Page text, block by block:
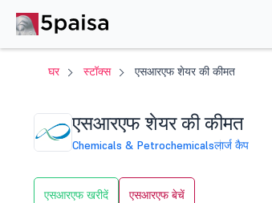
घर स्टॉक्स एसआरएफ शेयर की कीमत
एसआरएफ शेयर की कीमत
Chemicals & Petrochemicalsलार्ज कैप
एसआरएफ खरीदें एसआरएफ बेचें